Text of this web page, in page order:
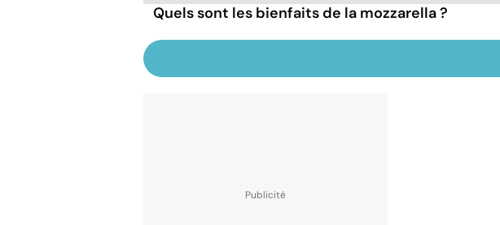
Quels sont les bienfaits de la mozzarella ?